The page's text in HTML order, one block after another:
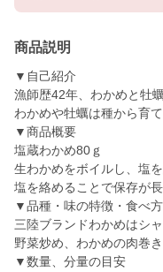
商品説明
▼自己紹介
漁師歴42年、わかめと牡
わかめや牡蠣は種から育
▼商品概要
塩蔵わかめ80ｇ
生わかめをボイルし、塩
塩を絡めることで保存が
▼品種・味の特徴・食べ方
三陸ブランドわかめはシ
野菜炒め、わかめの肉巻
▼数量、分量の目安